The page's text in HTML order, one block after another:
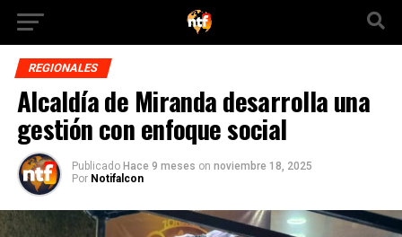
REGIONALES
Alcaldía de Miranda desarrolla una
gestión con enfoque social
Publicado Hace 9 meses on noviembre 18, 2025
Por Notifalcon